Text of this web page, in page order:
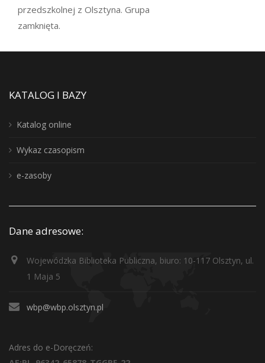
przedszkolnej z Olsztyna. Grupa
zamknięta.
KATALOG I BAZY
Katalog online
Wykaz czasopism
e-zasoby
Dane adresowe:
Wojewódzka Biblioteka Publiczna, biuro: 10-117 Olsztyn, ul.
1 Maja 5
wbp@wbp.olsztyn.pl
Adres do e-Doręczeń: